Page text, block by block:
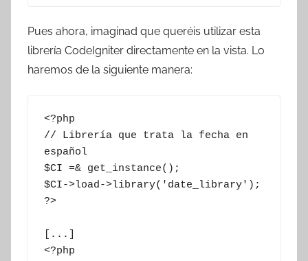
Pues ahora, imaginad que queréis utilizar esta
librería CodeIgniter directamente en la vista. Lo
haremos de la siguiente manera:
<?php
// Librería que trata la fecha en
español
$CI =& get_instance();
$CI->load->library('date_library');
?>
[...]
<?php